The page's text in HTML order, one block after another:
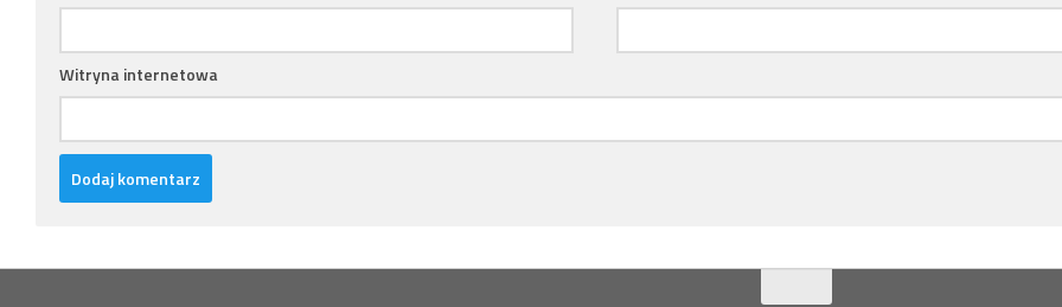
Witryna internetowa